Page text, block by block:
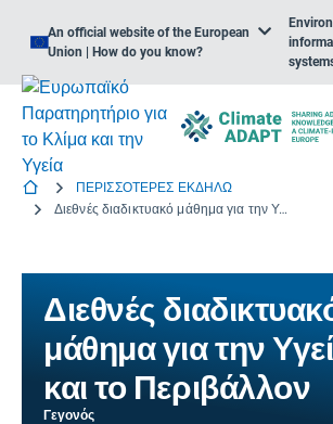
An official website of the European
Union | How do you know?
ΠΕΡΙΣΣΟΤΕΡΕΣ ΕΚΔΗΛΩ
Διεθνές διαδικτυακό μάθημα για την Υγεία και το Περιβάλλον
Διεθνές
μάθημα για την
και το Περιβάλλον
Γεγονός